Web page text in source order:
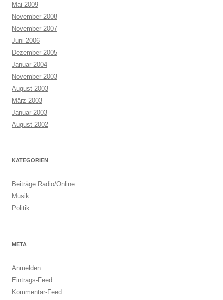
Mai 2009
November 2008
November 2007
Juni 2006
Dezember 2005
Januar 2004
November 2003
August 2003
März 2003
Januar 2003
August 2002
KATEGORIEN
Beiträge Radio/Online
Musik
Politik
META
Anmelden
Eintrags-Feed
Kommentar-Feed